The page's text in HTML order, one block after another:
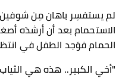
لم يستفسِر باهان مِن
الاستحمام بعد أن أرشدَه
الحمام فوَجد الطفل في
"أخي الكبير.. هذه هي